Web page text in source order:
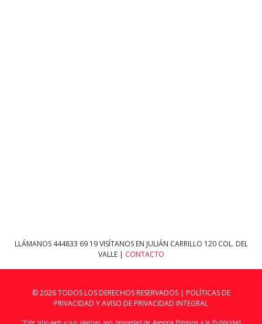
LLÁMANOS 444833 69 19VISÍTANOS EN JULIÁN CARRILLO 120 COL. DEL
VALLE | CONTACTO
© 2026 TODOS LOS DERECHOS RESERVADOS | POLÍTICAS DE
PRIVACIDAD Y AVISO DE PRIVACIDAD INTEGRAL
"Este sitio web y sus páginas, son propiedad de Asesoria Potosina a la Publicidad